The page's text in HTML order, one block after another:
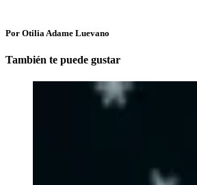
Por Otilia Adame Luevano
También te puede gustar